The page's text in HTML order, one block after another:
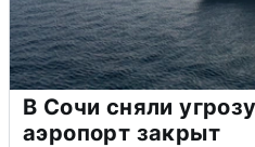
В Сочи сняли
аэропорт закрыт